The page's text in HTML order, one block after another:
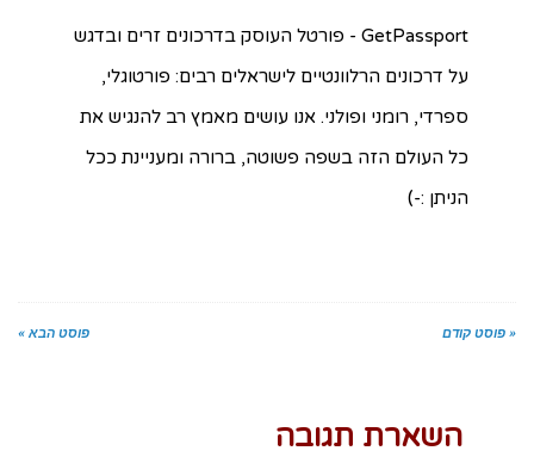
GetPassport - פורטל העוסק בדרכונים זרים ובדגש
על דרכונים הרלוונטיים לישראלים רבים: פורטוגלי,
ספרדי, רומני ופולני. אנו עושים מאמץ רב להנגיש את
כל העולם הזה בשפה פשוטה, ברורה ומעניינת ככל
הניתן :-)
« פוסט קודם פוסט הבא »
השארת תגובה